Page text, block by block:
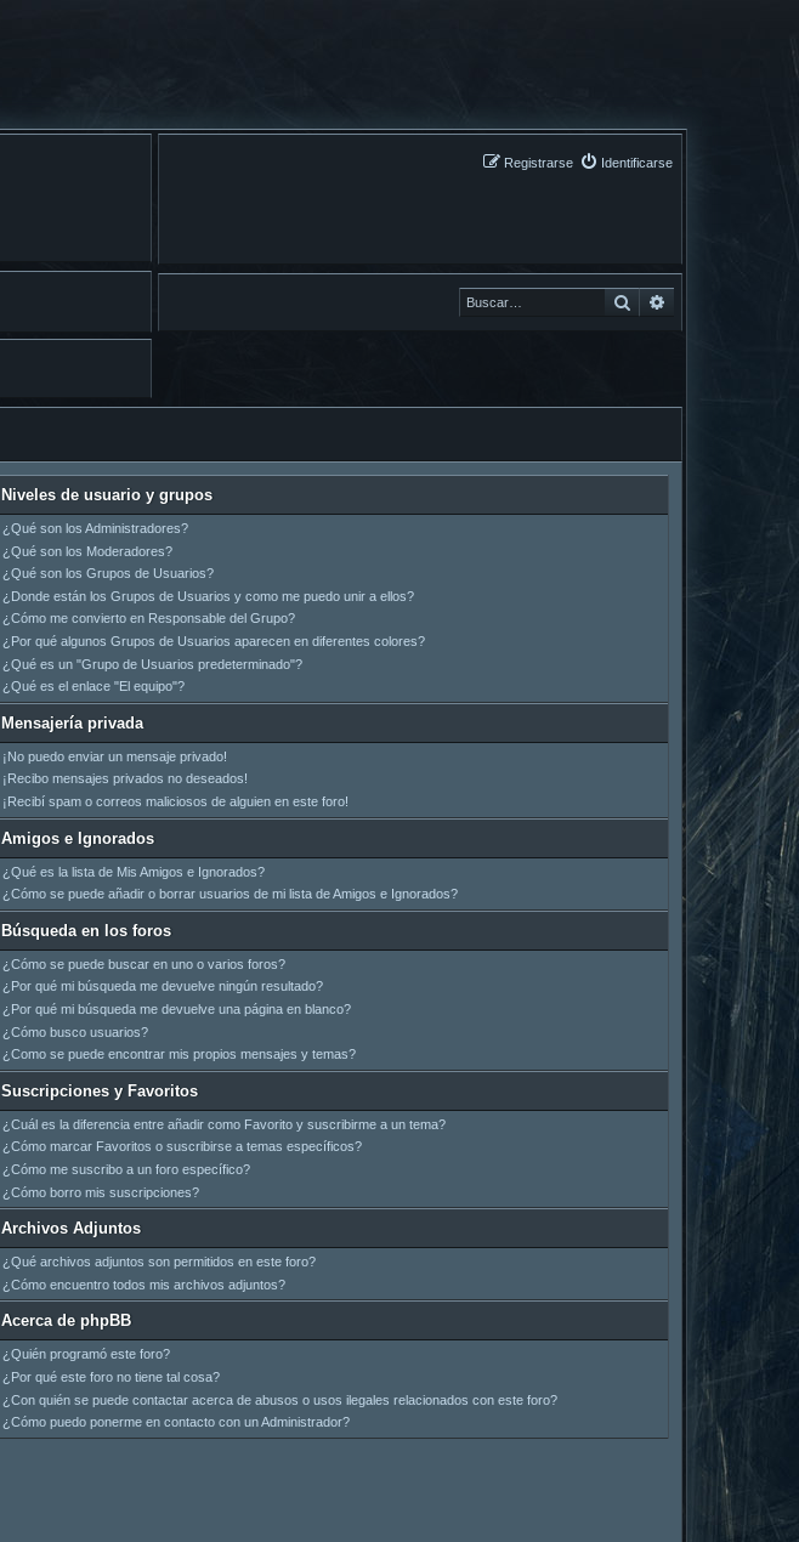
Identificarse
Registrarse
Buscar
Niveles de usuario y grupos
¿Qué son los Administradores?
¿Qué son los Moderadores?
¿Qué son los Grupos de Usuarios?
¿Donde están los Grupos de Usuarios y como me puedo unir a ellos?
¿Cómo me convierto en Responsable del Grupo?
¿Por qué algunos Grupos de Usuarios aparecen en diferentes colores?
¿Qué es un "Grupo de Usuarios predeterminado"?
¿Qué es el enlace "El equipo"?
Mensajería privada
¡No puedo enviar un mensaje privado!
¡Recibo mensajes privados no deseados!
¡Recibí spam o correos maliciosos de alguien en este foro!
Amigos e Ignorados
¿Qué es la lista de Mis Amigos e Ignorados?
¿Cómo se puede añadir o borrar usuarios de mi lista de Amigos e Ignorados?
Búsqueda en los foros
¿Cómo se puede buscar en uno o varios foros?
¿Por qué mi búsqueda me devuelve ningún resultado?
¿Por qué mi búsqueda me devuelve una página en blanco?
¿Cómo busco usuarios?
¿Como se puede encontrar mis propios mensajes y temas?
Suscripciones y Favoritos
¿Cuál es la diferencia entre añadir como Favorito y suscribirme a un tema?
¿Cómo marcar Favoritos o suscribirse a temas específicos?
¿Cómo me suscribo a un foro específico?
¿Cómo borro mis suscripciones?
Archivos Adjuntos
¿Qué archivos adjuntos son permitidos en este foro?
¿Cómo encuentro todos mis archivos adjuntos?
Acerca de phpBB
¿Quién programó este foro?
¿Por qué este foro no tiene tal cosa?
¿Con quién se puede contactar acerca de abusos o usos ilegales relacionados con este foro?
¿Cómo puedo ponerme en contacto con un Administrador?